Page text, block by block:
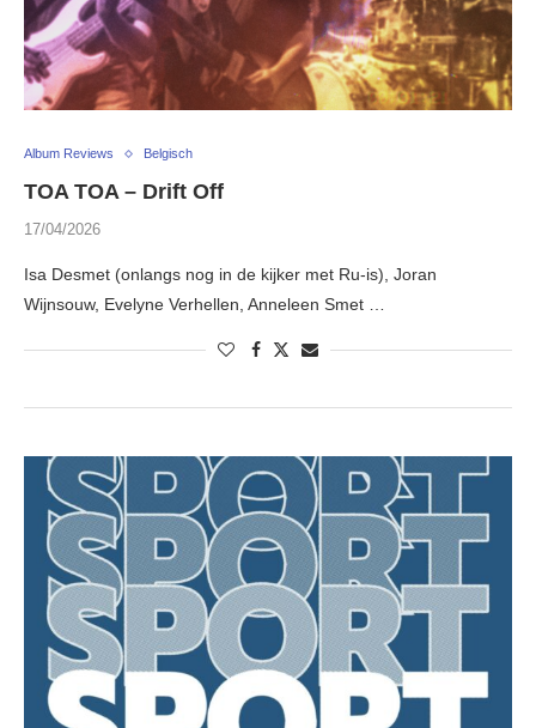
Album Reviews Belgisch
TOA TOA – Drift Off
17/04/2026
Isa Desmet (onlangs nog in de kijker met Ru-is), Joran
Wijnsouw, Evelyne Verhellen, Anneleen Smet …